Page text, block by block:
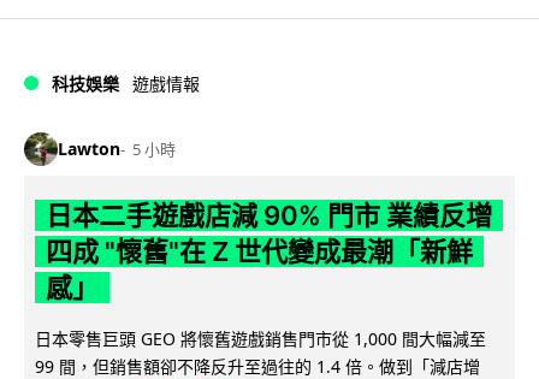
科技娛樂 遊戲情報
Lawton 5 小時
日本二手遊戲店減 90% 門市 業績反增
四成 "懷舊"在 Z 世代變成最潮「新鮮
感」
日本零售巨頭 GEO 將懷舊遊戲銷售門市從 1,000 間大幅減至
99 間，但銷售額卻不降反升至過往的 1.4 倍。做到「減店增